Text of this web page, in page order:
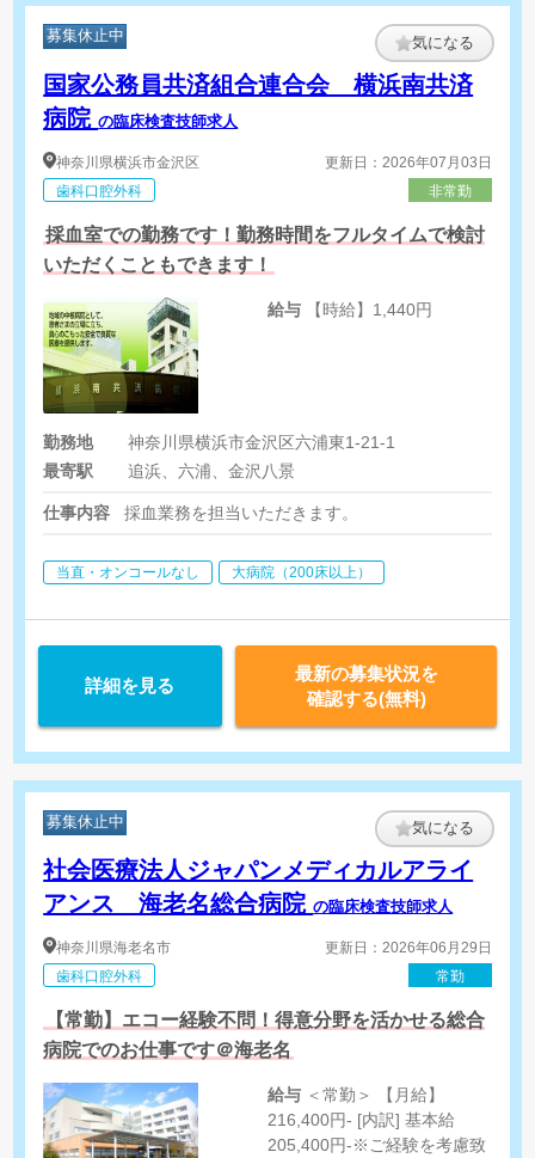
募集休止中 気になる
国家公務員共済組合連合会 横浜南共済
病院の臨床検査技師求人
神奈川県横浜市金沢区
歯科口腔外科
更新日：2026年07月03日
非常勤
採血室での勤務です！勤務時間をフルタイムで検討
いただくこともできます！
給与 【時給】1,440円
勤務地
神奈川県横浜市金沢区六浦東1-21-1
最寄駅
追浜、六浦、金沢八景
仕事内容 採血業務を担当いただきます。
当直・オンコールなし 大病院（200床以上）
詳細を見る
最新の募集状況を
確認する(無料)
募集休止中 気になる
社会医療法人ジャパンメディカルアライ
アンス 海老名総合病院の臨床検査技師求人
神奈川県海老名市
歯科口腔外科
更新日：2026年06月29日
常勤
【常勤】エコー経験不問！得意分野を活かせる総合
病院でのお仕事です＠海老名
給与
216,400円- [内訳] 基本給
205,400円-※ご経験を考慮致